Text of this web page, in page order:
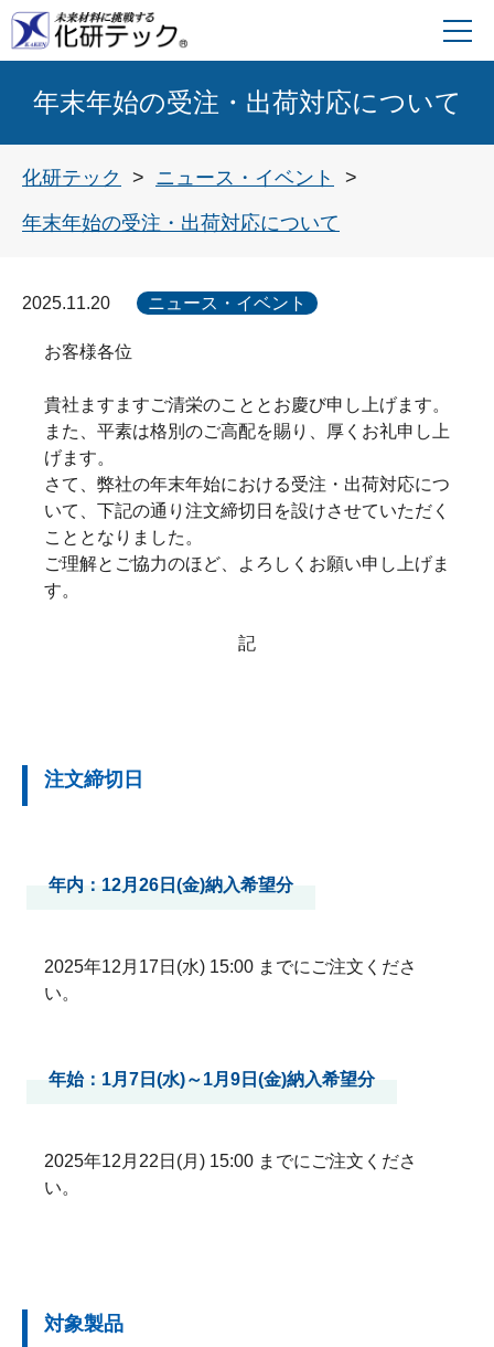
年末年始の受注・出荷対応について
化研テック ニュース・イベント
年末年始の受注・出荷対応について
2025.11.20 ニュース・イベント
お客様各位
貴社ますますご清栄のこととお慶び申し上げます。
また、平素は格別のご高配を賜り、厚くお礼申し上
げます。
さて、弊社の年末年始における受注・出荷対応につ
いて、下記の通り注文締切日を設けさせていただく
こととなりました。
ご理解とご協力のほど、よろしくお願い申し上げま
す。
記
注文締切日
年内：12月26日(金)納入希望分
2025年12月17日(水) 15:00 までにご注文くださ
い。
年始：1月7日(水)～1月9日(金)納入希望分
2025年12月22日(月) 15:00 までにご注文くださ
い。
対象製品